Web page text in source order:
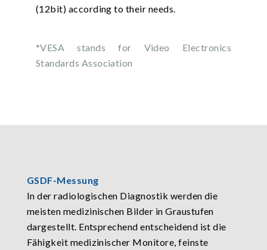
(12bit) according to their needs.
*VESA stands for Video Electronics
Standards Association
GSDF-Messung
In der radiologischen Diagnostik werden die
meisten medizinischen Bilder in Graustufen
dargestellt. Entsprechend entscheidend ist die
Fähigkeit medizinischer Monitore, feinste